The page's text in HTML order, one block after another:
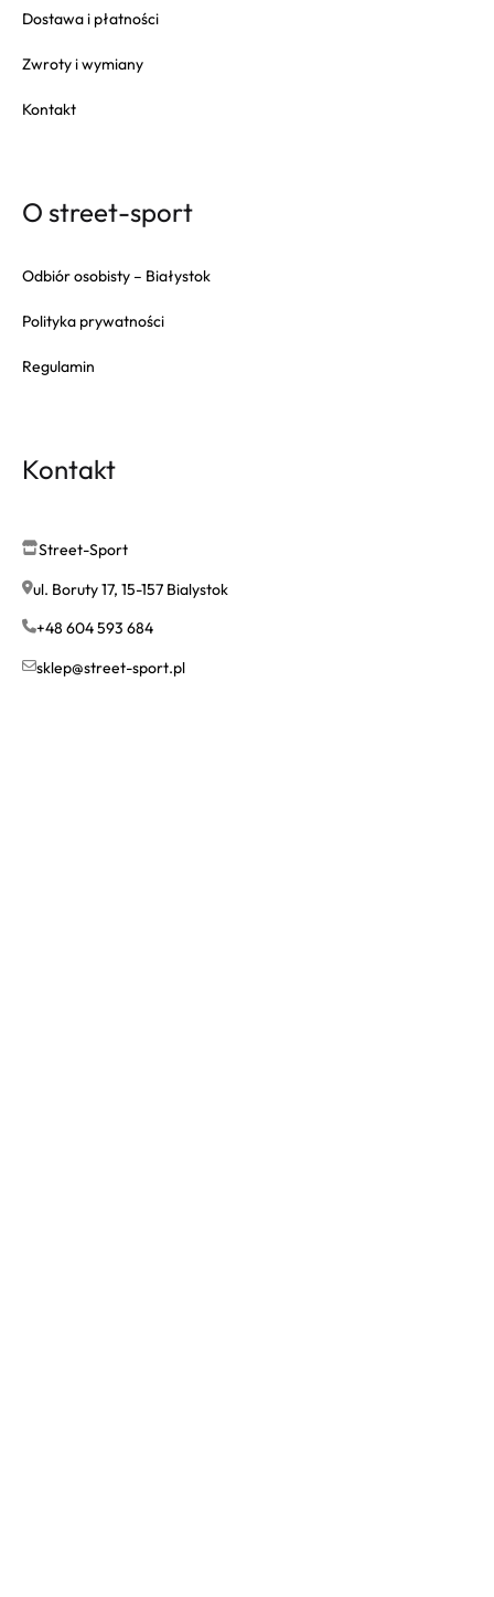
Dostawa i płatności
Zwroty i wymiany
Kontakt
O street-sport
Odbiór osobisty – Białystok
Polityka prywatności
Regulamin
Kontakt
Street-Sport
ul. Boruty 17, 15-157 Bialystok
+48 604 593 684
sklep@street-sport.pl